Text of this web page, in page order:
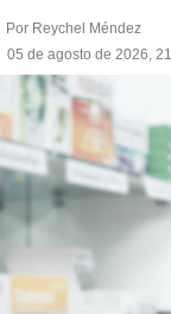
Por Reychel Méndez
05 de agosto de 2026,